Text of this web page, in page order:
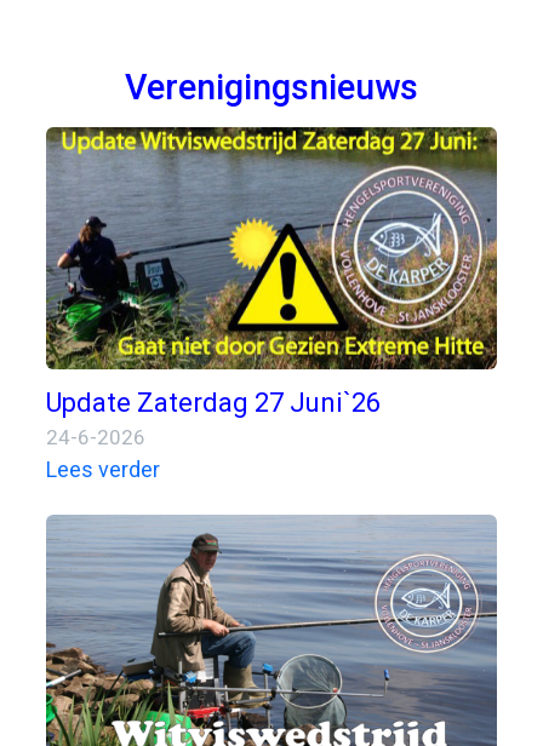
Verenigingsnieuws
Update Zaterdag 27 Juni`26
24-6-2026
Lees verder